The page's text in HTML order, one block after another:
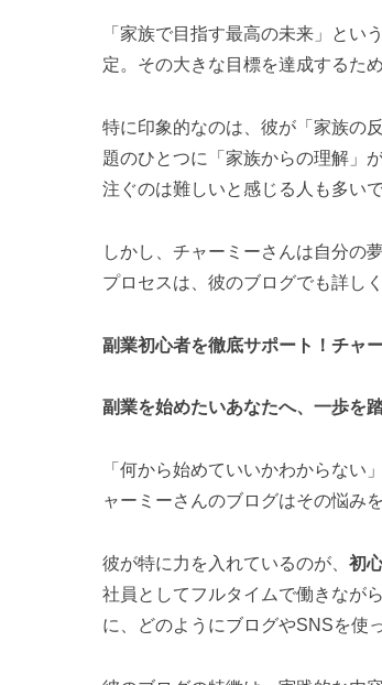
「家族で目指す最高の未来」とい
定。その大きな目標を達成するた
特に印象的なのは、彼が「家族の
題のひとつに「家族からの理解」
注ぐのは難しいと感じる人も多いで
しかし、チャーミーさんは自分の
プロセスは、彼のブログでも詳し
副業初心者を徹底サポート！チャ
副業を始めたいあなたへ、一歩を
「何から始めていいかわからない
ャーミーさんのブログはその悩み
彼が特に力を入れているのが、 初
社員としてフルタイムで働きなが
に、どのようにブログやSNSを使